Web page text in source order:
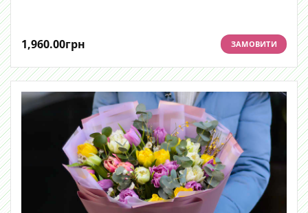
1,960.00грн ЗАМОВИТИ